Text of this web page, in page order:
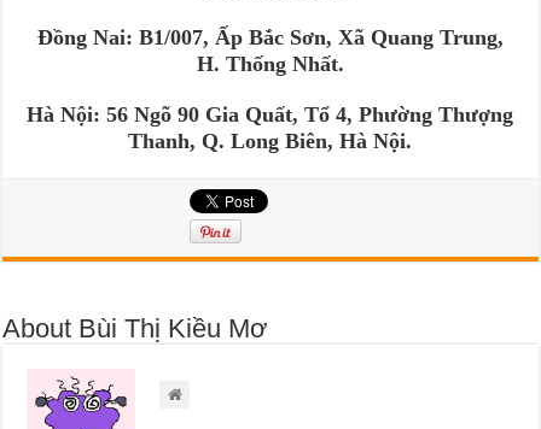
Đồng Nai: B1/007, Ấp Bắc Sơn, Xã Quang Trung,
H. Thống Nhất.
Hà Nội: 56 Ngõ 90 Gia Quất, Tổ 4, Phường Thượng
Thanh, Q. Long Biên, Hà Nội.
About Bùi Thị Kiều Mơ